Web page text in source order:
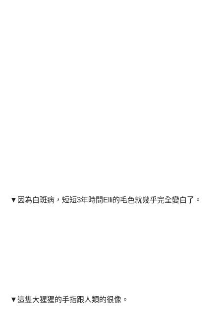
▼因為白斑病，短短3年時間Elli的毛色就幾乎完全變白了。
▼這隻大猩猩的手指跟人類的很像。